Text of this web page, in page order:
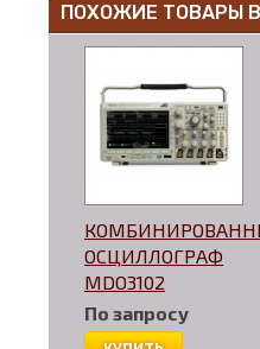
ПОХОЖИЕ ТОВАРЫ
ОСЦИЛЛОГРАФ
MDO3102
По запросу